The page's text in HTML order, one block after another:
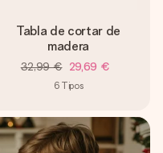
Tabla de cortar de
madera
32,99 € 29,69 €
6 Tipos